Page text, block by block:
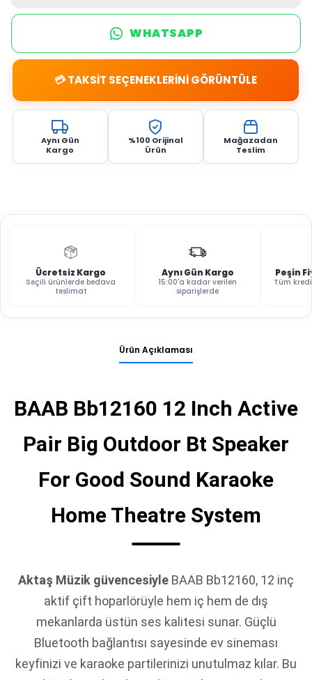
WHATSAPP
💳 TAKSİT SEÇENEKLERİNİ GÖRÜNTÜLE
Aynı Gün
Kargo
%100 Orijinal
Ürün
Mağazadan
Teslim
Ücretsiz Kargo
Seçili ürünlerde bedava
teslimat
Aynı Gün Kargo
15:00'a kadar verilen
siparişlerde
Peşin
Tüm
Ürün Açıklaması
BAAB Bb12160 12 Inch Active
Pair Big Outdoor Bt Speaker
For Good Sound Karaoke
Home Theatre System
Aktaş Müzik güvencesiyle BAAB Bb12160, 12 inç
aktif çift hoparlörüyle hem iç hem de dış
mekanlarda üstün ses kalitesi sunar. Güçlü
Bluetooth bağlantısı sayesinde ev sineması
keyfinizi ve karaoke partilerinizi unutulmaz kılar. Bu